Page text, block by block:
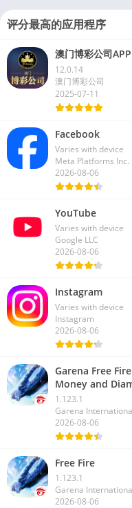
评分最高的应用程序
澳门博彩公司APP
12.0.14
澳门博彩公司
2025-07-11
Facebook
Varies with device
Meta Platforms Inc.
2026-08-06
YouTube
Varies with device
Google LLC
2026-08-06
Instagram
Varies with device
Instagram
2026-08-06
Garena Free
Money and
1.123.1
Garena
2026-08-06
Free Fire
1.123.1
Garena
2026-08-06